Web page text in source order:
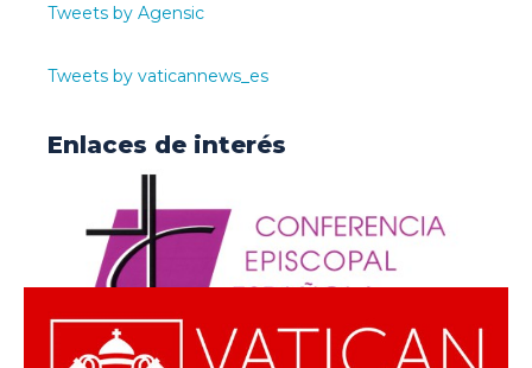
Tweets by Agensic
Tweets by vaticannews_es
Enlaces de interés